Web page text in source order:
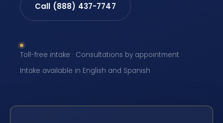
Call (888) 437-7747
Toll-free intake · Consultations by appointment ·
Intake available in English and Spanish